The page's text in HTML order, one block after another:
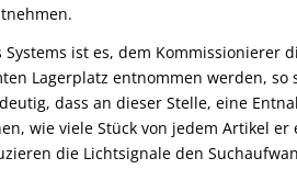
Systems ist es, dem
Lagerplatz entnommen werden, so
dass an dieser Stelle, eine
wie viele Stück von jedem Artikel
die Lichtsignale den